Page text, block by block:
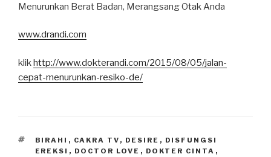
Menurunkan Berat Badan, Merangsang Otak Anda
www.drandi.com
klikhttp://www.dokterandi.com/2015/08/05/jalan-
cepat-menurunkan-resiko-de/
TAGS
BIRAHI , CAKRA TV , DESIRE , DISFUNGSI
EREKSI , DOCTOR LOVE , DOKTER CINTA ,